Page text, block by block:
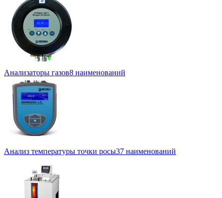
Анализаторы газов8 наименований
Анализ температуры точки росы37 наименований